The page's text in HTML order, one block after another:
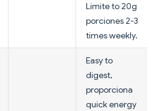
Límite to 20g
porciones 2-3
times weekly.
Easy to
digest,
proporciona
quick energy